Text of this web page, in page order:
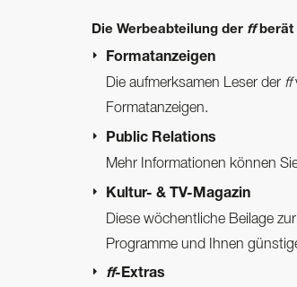
Die Werbeabteilung der ffberät
Formatanzeigen
Die aufmerksamen Leser der ff
Formatanzeigen.
Public Relations
Mehr Informationen können
Kultur- & TV-Magazin
Diese wöchentliche Beilage zur
Programme und Ihnen
ff-Extras